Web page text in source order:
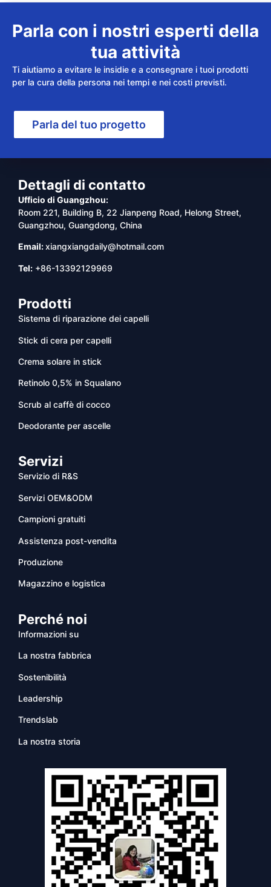
Parla con i nostri esperti della
tua attività
Ti aiutiamo a evitare le insidie e a consegnare i tuoi prodotti
per la cura della persona nei tempi e nei costi previsti.
Parla del tuo progetto
Dettagli di contatto
Ufficio di Guangzhou:
Room 221, Building B, 22 Jianpeng Road, Helong Street,
Guangzhou, Guangdong, China
Email:xiangxiangdaily@hotmail.com
Tel: +86-13392129969
Prodotti
Sistema di riparazione dei capelli
Stick di cera per capelli
Crema solare in stick
Retinolo 0,5% in Squalano
Scrub al caffè di cocco
Deodorante per ascelle
Servizi
Servizio di R&S
Servizi OEM&ODM
Campioni gratuiti
Assistenza post-vendita
Produzione
Magazzino e logistica
Perché noi
Informazioni su
La nostra fabbrica
Sostenibilità
Leadership
Trendslab
La nostra storia